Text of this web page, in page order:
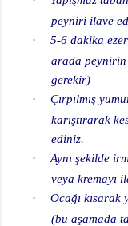
peyniri ilave
·
5-6 dakika
arada peynirin
gerekir)
·
Çırpılmış
karıştırarak
ediniz.
·
Aynı şekilde
veya kremayı
·
Ocağı kısarak
(bu aşamada